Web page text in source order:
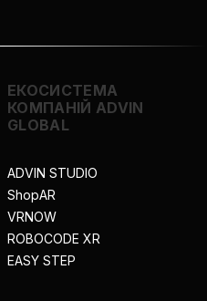
ЕКОСИСТЕМА
КОМПАНІЙ ADVIN
GLOBAL
ADVIN STUDIO
ShopAR
VRNOW
ROBOCODE XR
EASY STEP